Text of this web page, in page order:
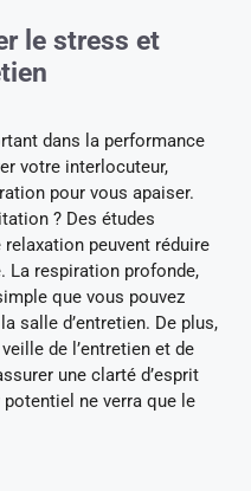
le stress et
dans la performance
votre interlocuteur,
pour vous apaiser.
? Des études
peuvent réduire
La respiration profonde,
que vous pouvez
salle d’entretien. De plus,
de l’entretien et de
une clarté d’esprit
ne verra que le